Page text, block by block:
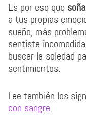
Es por eso que
a tus propias
sueño, más
sentiste
buscar la soledad
sentimientos.
Lee también los
con sangre.